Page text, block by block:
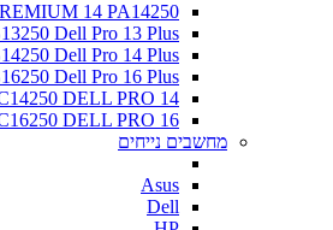
14 PA14250
Dell Pro 13 Plus
Dell Pro 14 Plus
Dell Pro 16 Plus
DELL PRO 14
DELL PRO 16
מחשבים נייחים
Asus
Dell